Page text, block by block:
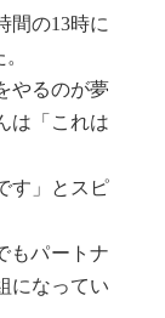
間の13時に
やるのが夢
は「これは
す」とスピ
もパートナ
になってい